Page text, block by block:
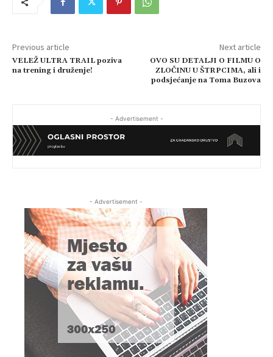
Previous article
VELEŽ ULTRA TRAIL poziva
na trening i druženje!
Next article
OVO SU DETALJI O FILMU O
ZLOČINU U ŠTRPCIMA, ali i
podsjećanje na Toma Buzova
- Advertisement -
- Advertisement -